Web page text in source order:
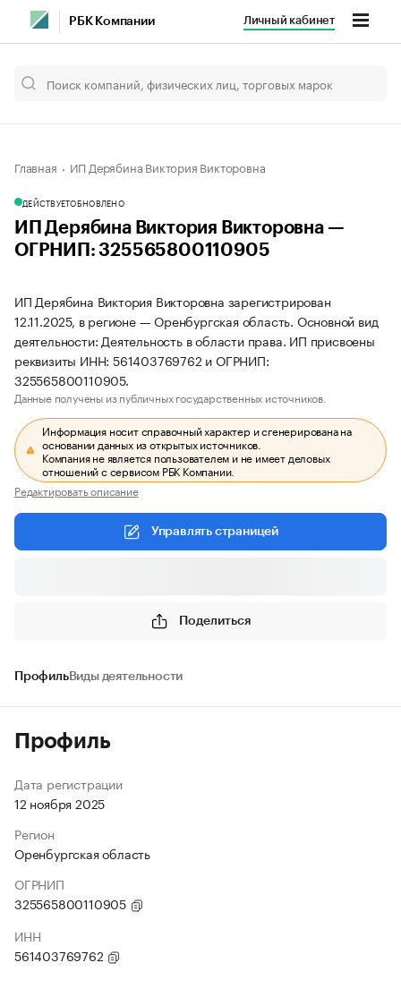
РБК Компании Личный кабинет
Главная ИП Дерябина Виктория Викторовна
ДЕЙСТВУЕТОБНОВЛЕНО
ИП Дерябина Виктория Викторовна —
ОГРНИП: 325565800110905
ИП Дерябина Виктория Викторовна зарегистрирован
12.11.2025, в регионе — Оренбургская область. Основной вид
деятельности: Деятельность в области права. ИП присвоены
реквизиты ИНН: 561403769762 и ОГРНИП:
325565800110905.
Данные получены из публичных государственных источников.
Информация носит справочный характер и сгенерирована на
основании данных из открытых источников.
Компания не является пользователем и не имеет деловых
отношений с сервисом РБК Компании.
Редактировать описание
Управлять страницей
Поделиться
ПрофильВиды деятельности
Профиль
Дата регистрации
12 ноября 2025
Регион
Оренбургская область
ОГРНИП
325565800110905
ИНН
561403769762